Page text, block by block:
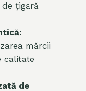
țigară
mărcii
calitate
de